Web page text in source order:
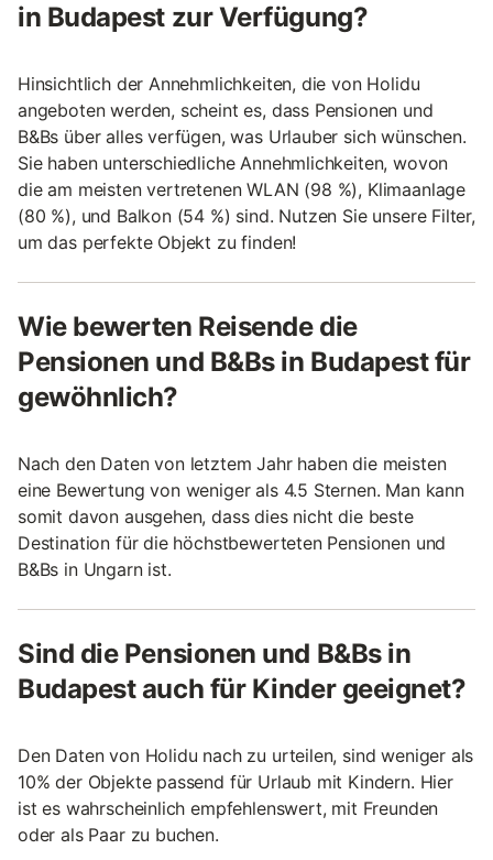
in Budapest zur Verfügung?
Hinsichtlich der Annehmlichkeiten, die von Holidu
angeboten werden, scheint es, dass Pensionen und
B&Bs über alles verfügen, was Urlauber sich wünschen.
Sie haben unterschiedliche Annehmlichkeiten, wovon
die am meisten vertretenen WLAN (98 %), Klimaanlage
(80 %), und Balkon (54 %) sind. Nutzen Sie unsere Filter,
um das perfekte Objekt zu finden!
Wie bewerten Reisende die
Pensionen und B&Bs in Budapest für
gewöhnlich?
Nach den Daten von letztem Jahr haben die meisten
eine Bewertung von weniger als 4.5 Sternen. Man kann
somit davon ausgehen, dass dies nicht die beste
Destination für die höchstbewerteten Pensionen und
B&Bs in Ungarn ist.
Sind die Pensionen und B&Bs in
Budapest auch für Kinder geeignet?
Den Daten von Holidu nach zu urteilen, sind weniger als
10% der Objekte passend für Urlaub mit Kindern. Hier
ist es wahrscheinlich empfehlenswert, mit Freunden
oder als Paar zu buchen.